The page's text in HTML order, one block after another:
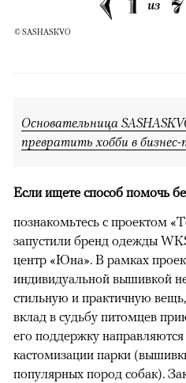
из
© SASHASKVO
Основательница
превратить хобби в
Если ищете способ помочь
познакомьтесь с проектом
запустили бренд одежды
центр «Юна». В рамках
индивидуальной вышивкой
стильную и практичную
вклад в судьбу питомцев
его поддержку
кастомизации парки
популярных пород собак).